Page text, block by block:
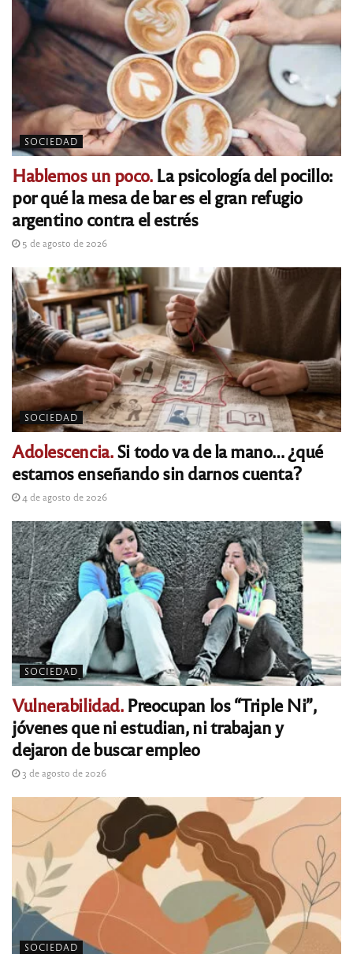
SOCIEDAD
Hablemos un poco.La psicología del pocillo:
por qué la mesa de bar es el gran refugio
argentino contra el estrés
5 de agosto de 2026
SOCIEDAD
Adolescencia.Si todo va de la mano… ¿qué
estamos enseñando sin darnos cuenta?
4 de agosto de 2026
SOCIEDAD
Vulnerabilidad.Preocupan los “Triple Ni”,
jóvenes que ni estudian, ni trabajan y
dejaron de buscar empleo
3 de agosto de 2026
SOCIEDAD